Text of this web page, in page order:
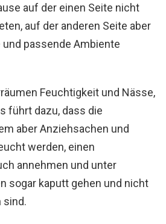
auf der einen Seite nicht
auf der anderen Seite aber
passende Ambiente
Feuchtigkeit und Nässe,
führt dazu, dass die
aber Anziehsachen und
werden, einen
annehmen und unter
sogar kaputt gehen und nicht
sind.